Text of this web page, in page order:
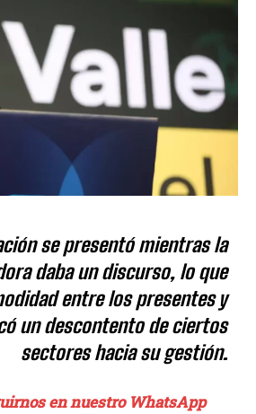
se presentó mientras la
daba un discurso, lo que
entre los presentes y
un descontento de ciertos
sectores hacia su gestión.
en nuestro WhatsApp